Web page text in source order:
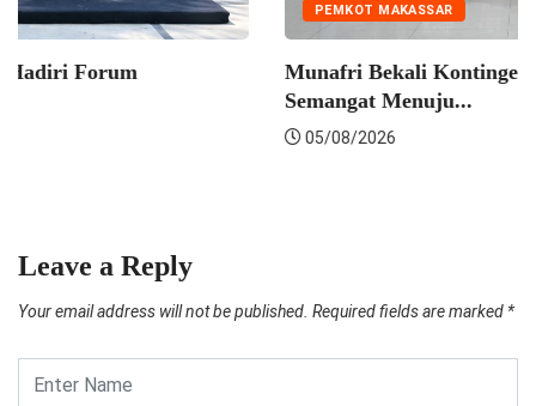
PEMKOT MAKASSAR
Wakil Wali Kota Makassar Hadiri Forum
Leave a Reply
Your email address will not be published. Required fields are marked *